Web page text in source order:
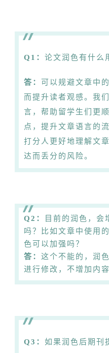
Q1： 论文润色有什么
答：
可以规避文章中
而提升读者观感。我
言，帮助留学生们更
点，提升文章语言的
打分人更好地理解文
达而丢分的风险。
Q2：
目前的润色，会
吗？比如文章中使用
色可以加强吗？
答： 这个不能的，润
进行修改，不增加内容
Q3： 如果润色后期刊